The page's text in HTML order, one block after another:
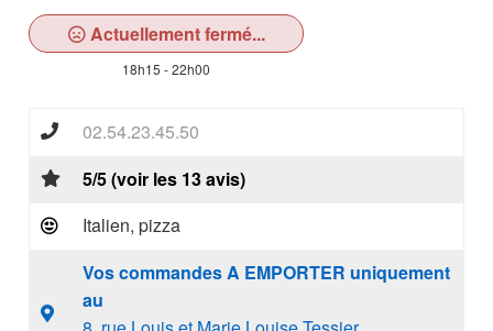
Actuellement fermé...
18h15 - 22h00
02.54.23.45.50
5/5 (voir les 13 avis)
Italien, pizza
Vos commandes A EMPORTER uniquement
au